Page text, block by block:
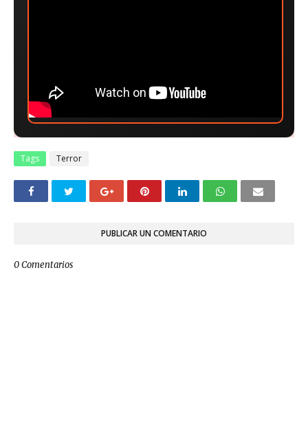
Tags Terror
PUBLICAR UN COMENTARIO
0 Comentarios